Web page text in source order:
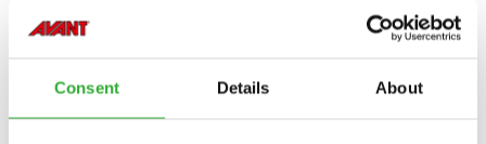
Consent Details About